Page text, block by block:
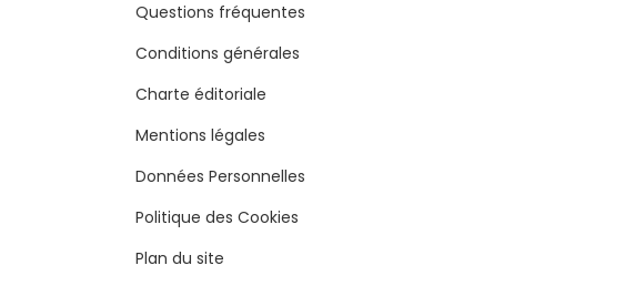
Questions fréquentes
Conditions générales
Charte éditoriale
Mentions légales
Données Personnelles
Politique des Cookies
Plan du site